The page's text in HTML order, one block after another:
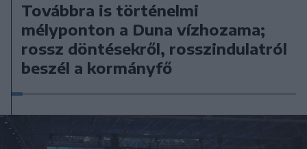
Továbbra is történelmi
mélyponton a Duna vízhozama;
rossz döntésekről, rosszindulatról
beszél a kormányfő